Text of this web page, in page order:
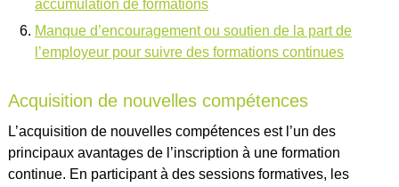
accumulation de formations
Manque d’encouragement ou soutien de la part de
l’employeur pour suivre des formations continues
Acquisition de nouvelles compétences
L’acquisition de nouvelles compétences est l’un des
principaux avantages de l’inscription à une formation
continue. En participant à des sessions formatives, les